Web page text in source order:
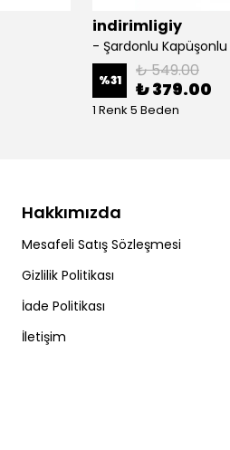
indirimligiy
%31 ₺ 549.00
₺ 379.00
1 Renk 5 Beden
Hakkımızda
Mesafeli Satış Sözleşmesi
Gizlilik Politikası
İade Politikası
İletişim